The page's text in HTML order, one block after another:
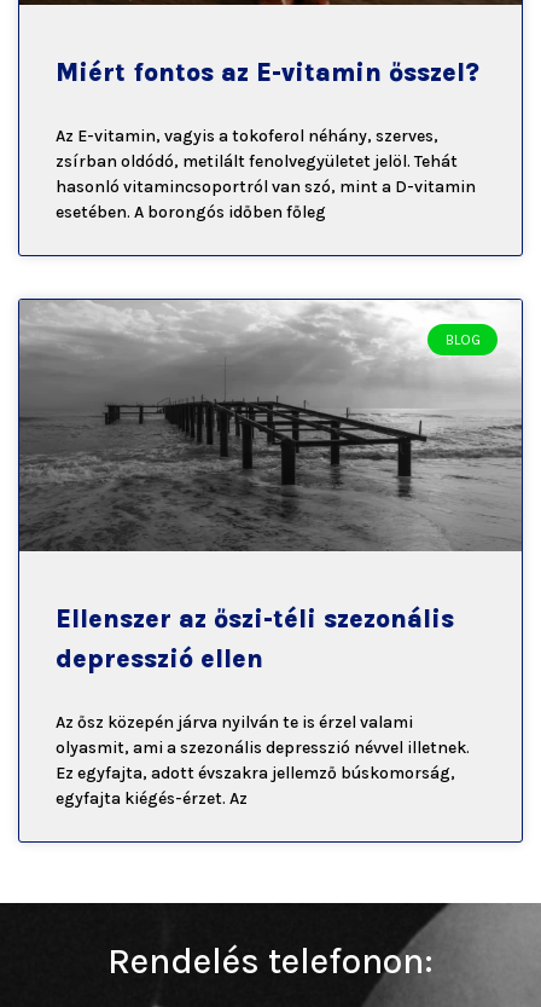
Miért fontos az E-vitamin ősszel?
Az E-vitamin, vagyis a tokoferol néhány, szerves,
zsírban oldódó, metilált fenolvegyületet jelöl. Tehát
hasonló vitamincsoportról van szó, mint a D-vitamin
esetében. A borongós időben főleg
BLOG
Ellenszer az őszi-téli szezonális
depresszió ellen
Az ősz közepén járva nyilván te is érzel valami
olyasmit, ami a szezonális depresszió névvel illetnek.
Ez egyfajta, adott évszakra jellemző búskomorság,
egyfajta kiégés-érzet. Az
Rendelés telefonon: